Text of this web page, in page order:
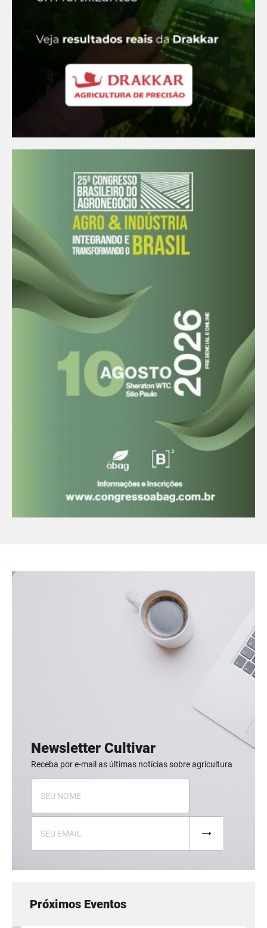
Newsletter Cultivar
Receba por e-mail as últimas notícias sobre agricultura
Próximos Eventos